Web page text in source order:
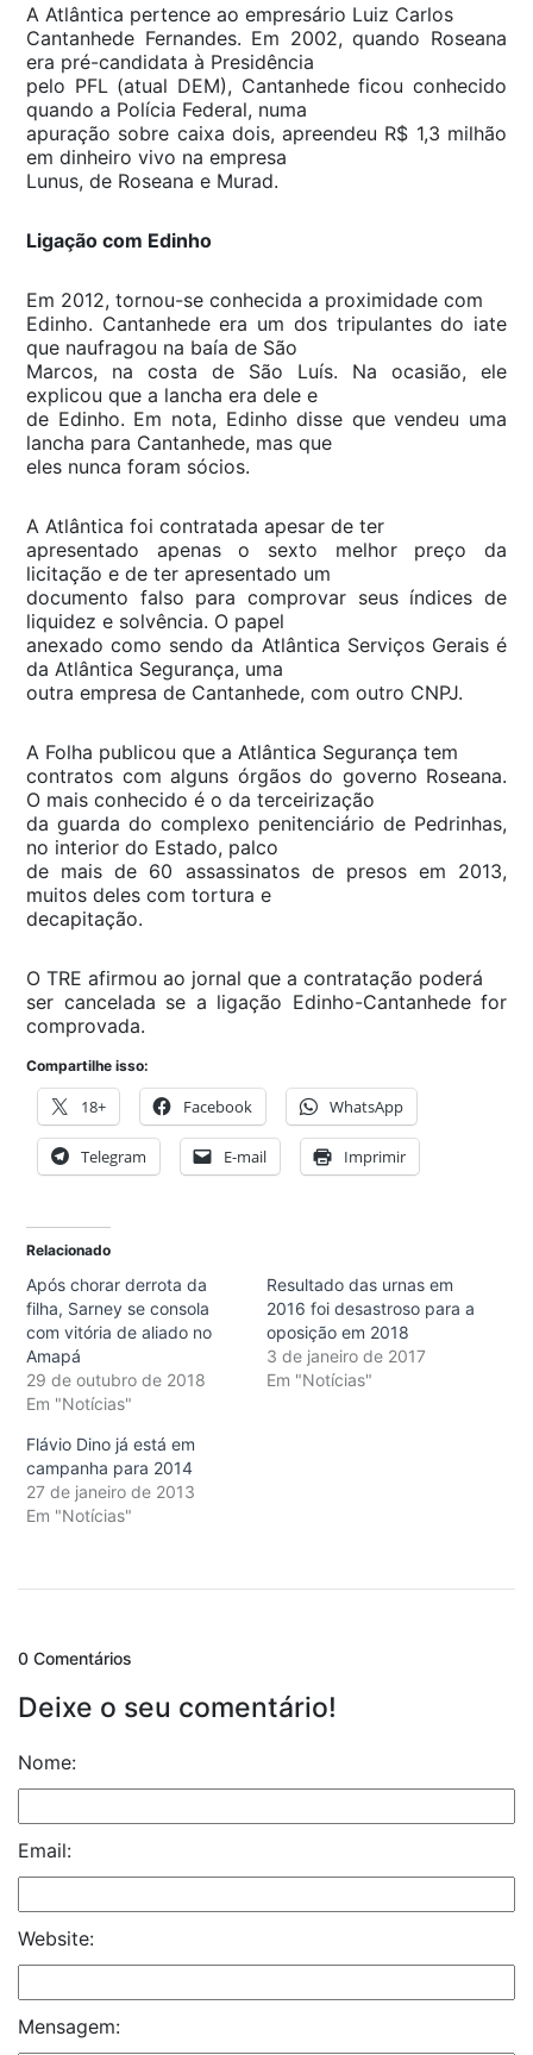
A Atlântica pertence ao empresário Luiz Carlos
Cantanhede Fernandes. Em 2002, quando Roseana
era pré-candidata à Presidência
pelo PFL (atual DEM), Cantanhede ficou conhecido
quando a Polícia Federal, numa
apuração sobre caixa dois, apreendeu R$ 1,3 milhão
em dinheiro vivo na empresa
Lunus, de Roseana e Murad.
Ligação com Edinho
Em 2012, tornou-se conhecida a proximidade com
Edinho. Cantanhede era um dos tripulantes do iate
que naufragou na baía de São
Marcos, na costa de São Luís. Na ocasião, ele
explicou que a lancha era dele e
de Edinho. Em nota, Edinho disse que vendeu uma
lancha para Cantanhede, mas que
eles nunca foram sócios.
A Atlântica foi contratada apesar de ter
apresentado apenas o sexto melhor preço da
licitação e de ter apresentado um
documento falso para comprovar seus índices de
liquidez e solvência. O papel
anexado como sendo da Atlântica Serviços Gerais é
da Atlântica Segurança, uma
outra empresa de Cantanhede, com outro CNPJ.
A Folha publicou que a Atlântica Segurança tem
contratos com alguns órgãos do governo Roseana.
O mais conhecido é o da terceirização
da guarda do complexo penitenciário de Pedrinhas,
no interior do Estado, palco
de mais de 60 assassinatos de presos em 2013,
muitos deles com tortura e
decapitação.
O TRE afirmou ao jornal que a contratação poderá
ser cancelada se a ligação Edinho-Cantanhede for
comprovada.
Compartilhe isso:
18+ Facebook WhatsApp
Telegram E-mail Imprimir
Relacionado
Após chorar derrota da
filha, Sarney se consola
com vitória de aliado no
Amapá
29 de outubro de 2018
Em "Notícias"
Resultado das urnas em
2016 foi desastroso para a
oposição em 2018
3 de janeiro de 2017
Em "Notícias"
Flávio Dino já está em
campanha para 2014
27 de janeiro de 2013
Em "Notícias"
0 Comentários
Deixe o seu comentário!
Nome:
Email:
Website:
Mensagem: